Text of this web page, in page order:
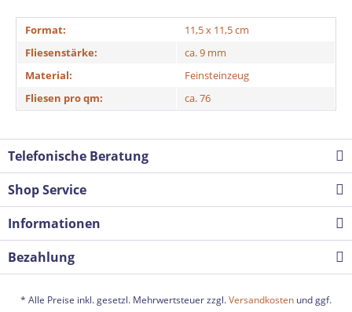
Format:
11,5 x 11,5 cm
Fliesenstärke:
ca. 9 mm
Material:
Feinsteinzeug
Fliesen pro qm:
ca. 76
Telefonische Beratung
Shop Service
Informationen
Bezahlung
* Alle Preise inkl. gesetzl. Mehrwertsteuer zzgl.Versandkosten und ggf.